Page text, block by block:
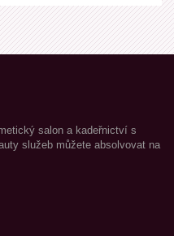
salon a kadeřnictví s
služeb můžete absolvovat na